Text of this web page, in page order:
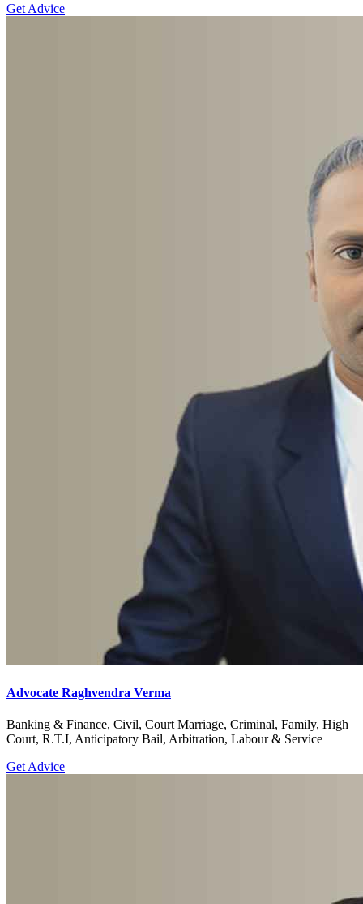
Get Advice
Advocate Raghvendra Verma
Banking & Finance, Civil, Court Marriage, Criminal, Family, High
Court, R.T.I, Anticipatory Bail, Arbitration, Labour & Service
Get Advice